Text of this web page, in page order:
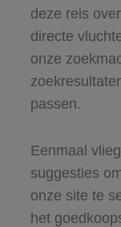
deze reis
directe
onze
passen.
Eenmaal
suggesties
onze site te
het